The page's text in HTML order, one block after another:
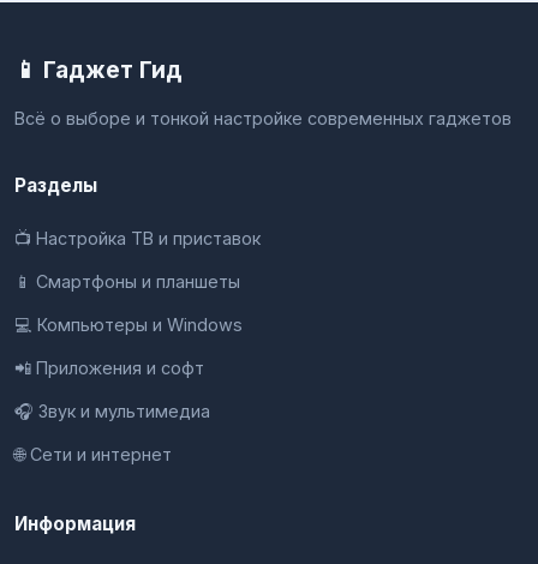
📱 Гаджет Гид
Всё о выборе и тонкой настройке современных гаджетов
Разделы
📺 Настройка ТВ и приставок
📱 Смартфоны и планшеты
💻 Компьютеры и Windows
📲 Приложения и софт
🎧 Звук и мультимедиа
🌐 Сети и интернет
Информация